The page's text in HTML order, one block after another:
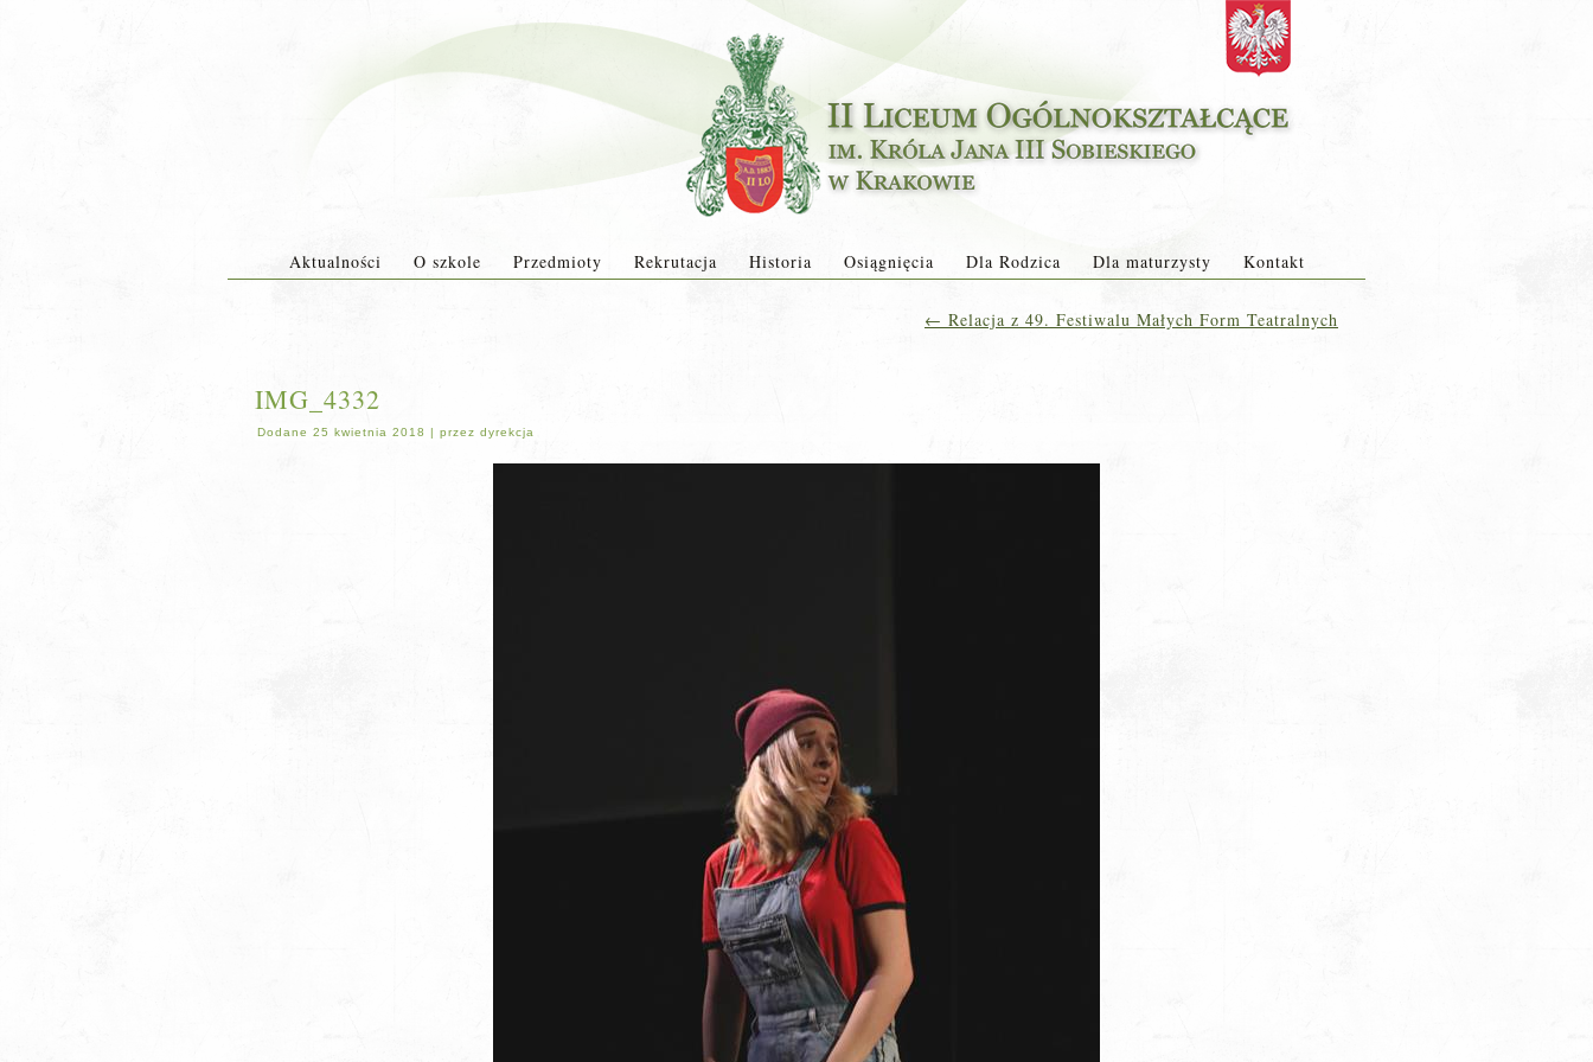
Aktualności O szkole Przedmioty Rekrutacja Historia Osiągnięcia Dla Rodzica Dla maturzysty Kontakt
← Relacja z 49. Festiwalu Małych Form Teatralnych
IMG_4332
Dodane 25 kwietnia 2018 | przez dyrekcja